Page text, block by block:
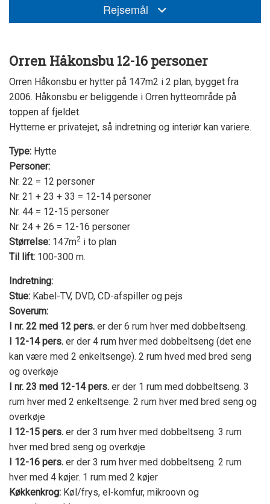
Rejsemål
Orren Håkonsbu 12-16 personer
Orren Håkonsbu er hytter på 147m2 i 2 plan, bygget fra
2006. Håkonsbu er beliggende i Orren hytteområde på
toppen af fjeldet.
Hytterne er privatejet, så indretning og interiør kan variere.
Type: Hytte
Personer:
Nr. 22 = 12 personer
Nr. 21 + 23 + 33 = 12-14 personer
Nr. 44 = 12-15 personer
Nr. 24 + 26 = 12-16 personer
Størrelse: 147m2 i to plan
Til lift: 100-300 m.
Indretning:
Stue: Kabel-TV, DVD, CD-afspiller og pejs
Soverum:
I nr. 22 med 12 pers. er der 6 rum hver med dobbeltseng.
I 12-14 pers. er der 4 rum hver med dobbeltseng (det ene
kan være med 2 enkeltsenge). 2 rum hved med bred seng
og overkøje
I nr. 23 med 12-14 pers. er der 1 rum med dobbeltseng. 3
rum hver med 2 enkeltsenge. 2 rum hver med bred seng og
overkøje
I 12-15 pers. er der 3 rum hver med dobbeltseng. 3 rum
hver med bred seng og overkøje
I 12-16 pers. er der 3 rum hver med dobbeltseng. 2 rum
hver med 4 køjer. 1 rum med 2 køjer
Køkkenkrog: Køl/frys, el-komfur, mikroovn og